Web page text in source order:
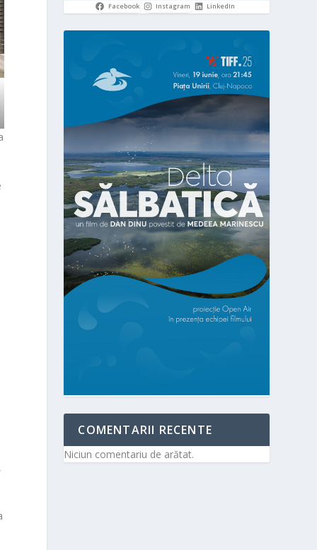
Facebook Instagram LinkedIn
COMENTARII RECENTE
Niciun comentariu de arătat.